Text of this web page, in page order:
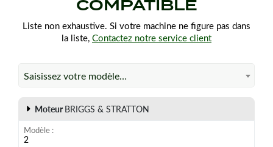
Compatibilité
moteurs Briggs & Stratton utilisés sur différentes
Vous avez un moteur Briggs & Stratton et des
problèmes d’allumage ? Ce modèle est une solution
COMPATIBLE
Liste non exhaustive. Si votre machine ne figure pas dans
la liste, Contactez notre service client
Saisissez votre modèle…
Moteur BRIGGS & STRATTON
Modèle
2